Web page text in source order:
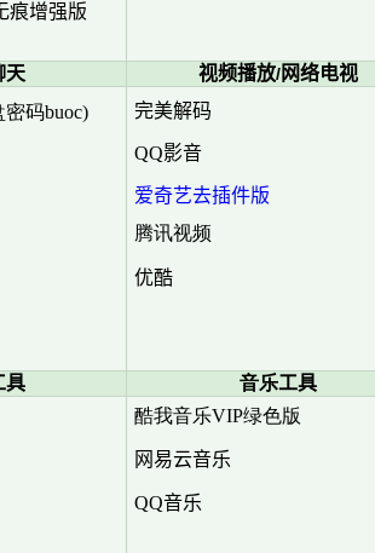
痕增强版
天 视频播放/网络电视
密码buoc) 完美解码
QQ影音
爱奇艺去插件版
腾讯视频
优酷
具 音乐工具
酷我音乐VIP绿色版
网易云音乐
QQ音乐